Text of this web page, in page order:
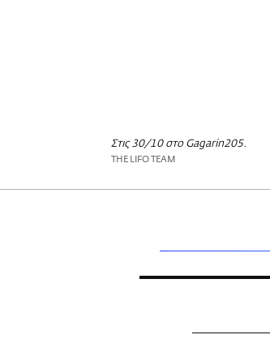
Στις 30/10 στο Gagarin205.
THE LIFO TEAM